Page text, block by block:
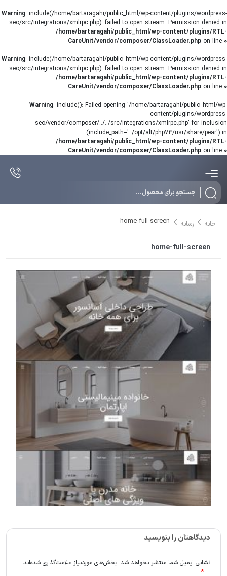
Warning: include(/home/bartaragahi/public_html/wp-content/plugins/wordpress-
seo/src/integrations/xmlrpc.php): failed to open stream: Permission denied in
/home/bartaragahi/public_html/wp-content/plugins/RTL-
CareUnit/vendor/composer/ClassLoader.php on line 0
Warning: include(/home/bartaragahi/public_html/wp-content/plugins/wordpress-
seo/src/integrations/xmlrpc.php): failed to open stream: Permission denied in
/home/bartaragahi/public_html/wp-content/plugins/RTL-
CareUnit/vendor/composer/ClassLoader.php on line 0
Warning: include(): Failed opening '/home/bartaragahi/public_html/wp-
content/plugins/wordpress-
seo/vendor/composer/../../src/integrations/xmlrpc.php' for inclusion
(include_path='.:/opt/alt/php74/usr/share/pear') in
/home/bartaragahi/public_html/wp-content/plugins/RTL-
CareUnit/vendor/composer/ClassLoader.php on line 0
خانه رسانه home-full-screen
home-full-screen
دیدگاهتان را بنویسید
نشانی ایمیل شما منتشر نخواهد شد. بخش‌های موردنیاز علامت‌گذاری شده‌اند
*